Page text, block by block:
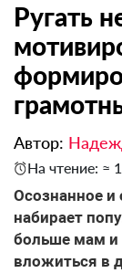
Ругать
Автор:
На чтение: ≈
Осознанное и
набирает
больше мам и
вложиться в